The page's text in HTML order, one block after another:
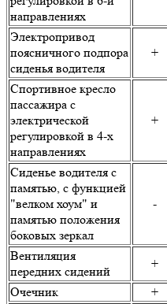
направлениях
Электропривод
поясничного подпора
сиденья водителя
+
Спортивное кресло
пассажира с
электрической
регулировкой в 4-х
направлениях
+
Сиденье водителя с
памятью, с функцией
"велком хоум" и
памятью положения
боковых зеркал
-
Вентиляция
передних сидений
+
Очечник
+